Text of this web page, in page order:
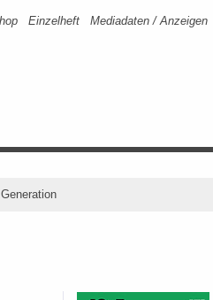
Einzelheft Mediadaten / Anzeigen